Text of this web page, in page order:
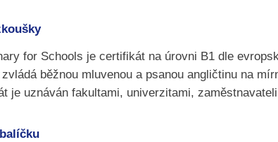
for Schools je certifikát na úrovni B1 dle
běžnou mluvenou a psanou angličtinu na
je uznáván fakultami, univerzitami,